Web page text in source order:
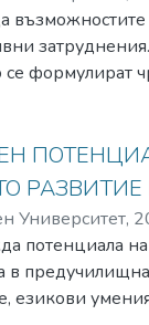
се формулират
на
свързана с
и условията
на
икономически
и
Университет,
потенциала
езикови